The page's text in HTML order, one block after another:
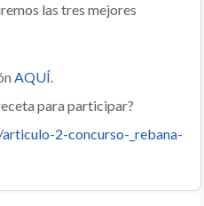
las tres mejores
AQUÍ.
para participar?
2-concurso-_rebana-